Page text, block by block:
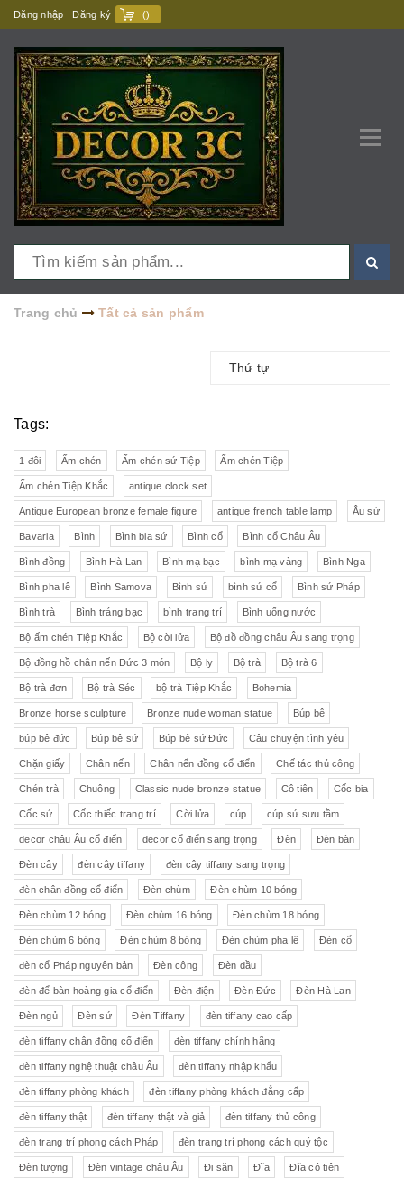
Đăng nhập Đăng ký ()
Trang chủ Tất cả sản phẩm
Thứ tự
Tags:
1 đôi Ấm chén Ấm chén sứ Tiệp Ấm chén Tiệp
Ấm chén Tiệp Khắc antique clock set
Antique European bronze female figure antique french table lamp Âu sứ
Bavaria Bình Bình bia sứ Bình cổ Bình cổ Châu Âu
Bình đồng Bình Hà Lan Bình mạ bạc bình mạ vàng Bình Nga
Bình pha lê Bình Samova Bình sứ bình sứ cổ Bình sứ Pháp
Bình trà Bình tráng bạc bình trang trí Bình uống nước
Bộ ấm chén Tiệp Khắc Bộ cời lửa Bộ đồ đồng châu Âu sang trọng
Bộ đồng hồ chân nến Đức 3 món Bộ ly Bộ trà Bộ trà 6
Bộ trà đơn Bộ trà Séc bộ trà Tiệp Khắc Bohemia
Bronze horse sculpture Bronze nude woman statue Búp bê
búp bê đức Búp bê sứ Búp bê sứ Đức Câu chuyện tình yêu
Chặn giấy Chân nến Chân nến đồng cổ điển Chế tác thủ công
Chén trà Chuông Classic nude bronze statue Cô tiên Cốc bia
Cốc sứ Cốc thiếc trang trí Cời lửa cúp cúp sứ sưu tầm
decor châu Âu cổ điển decor cổ điển sang trọng Đèn Đèn bàn
Đèn cây đèn cây tiffany đèn cây tiffany sang trọng
đèn chân đồng cổ điển Đèn chùm Đèn chùm 10 bóng
Đèn chùm 12 bóng Đèn chùm 16 bóng Đèn chùm 18 bóng
Đèn chùm 6 bóng Đèn chùm 8 bóng Đèn chùm pha lê Đèn cổ
đèn cổ Pháp nguyên bản Đèn công Đèn dầu
đèn để bàn hoàng gia cổ điển Đèn điện Đèn Đức Đèn Hà Lan
Đèn ngủ Đèn sứ Đèn Tiffany đèn tiffany cao cấp
đèn tiffany chân đồng cổ điển đèn tiffany chính hãng
đèn tiffany nghệ thuật châu Âu đèn tiffany nhập khẩu
đèn tiffany phòng khách đèn tiffany phòng khách đẳng cấp
đèn tiffany thật đèn tiffany thật và giả đèn tiffany thủ công
đèn trang trí phong cách Pháp đèn trang trí phong cách quý tộc
Đèn tượng Đèn vintage châu Âu Đi săn Đĩa Đĩa cô tiên